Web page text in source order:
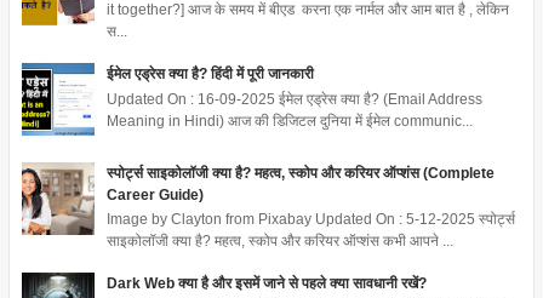
it together?] आज के समय में बीएड करना एक नार्मल और आम बात है , लेकिन
स...
ईमेल एड्रेस क्या है? हिंदी में पूरी जानकारी
Updated On : 16-09-2025 ईमेल एड्रेस क्या है? (Email Address
Meaning in Hindi) आज की डिजिटल दुनिया में ईमेल communic...
स्पोर्ट्स साइकोलॉजी क्या है? महत्व, स्कोप और करियर ऑप्शंस (Complete
Career Guide)
Image by Clayton from Pixabay Updated On : 5-12-2025 स्पोर्ट्स
साइकोलॉजी क्या है? महत्व, स्कोप और करियर ऑप्शंस कभी आपने ...
Dark Web क्या है और इसमें जाने से पहले क्या सावधानी रखें?